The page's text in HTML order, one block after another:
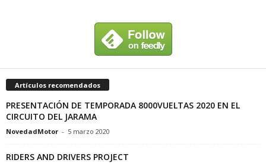
Artículos recomendados
PRESENTACIÓN DE TEMPORADA 8000VUELTAS 2020 EN EL
CIRCUITO DEL JARAMA
NovedadMotor - 5 marzo 2020
RIDERS AND DRIVERS PROJECT